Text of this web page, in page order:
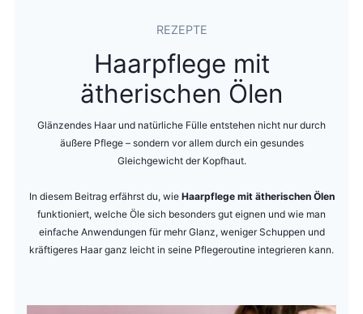
REZEPTE
Haarpflege mit
ätherischen Ölen
Glänzendes Haar und natürliche Fülle entstehen nicht nur durch
äußere Pflege – sondern vor allem durch ein gesundes
Gleichgewicht der Kopfhaut.
In diesem Beitrag erfährst du, wie Haarpflege mit ätherischen Ölen
funktioniert, welche Öle sich besonders gut eignen und wie man
einfache Anwendungen für mehr Glanz, weniger Schuppen und
kräftigeres Haar ganz leicht in seine Pflegeroutine integrieren kann.